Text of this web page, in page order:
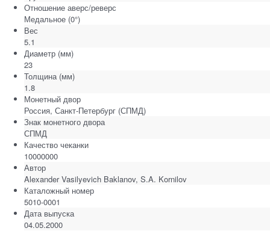
Отношение аверс/реверс
Медальное (0°)
Вес
5.1
Диаметр (мм)
23
Толщина (мм)
1.8
Монетный двор
Россия, Санкт-Петербург (СПМД)
Знак монетного двора
СПМД
Качество чеканки
10000000
Автор
Alexander Vasilyevich Baklanov, S.A. Kornilov
Каталожный номер
5010-0001
Дата выпуска
04.05.2000